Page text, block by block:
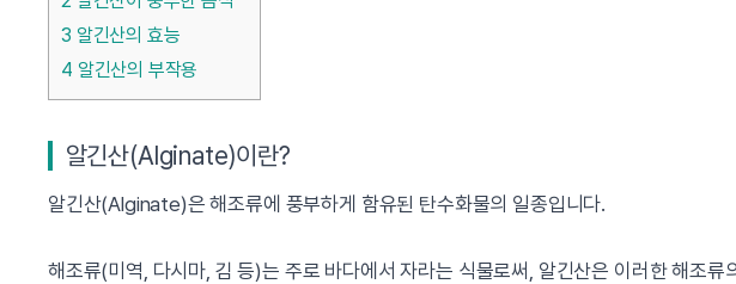
3 알긴산의 효능
4 알긴산의 부작용
알긴산(Alginate)이란?
알긴산(Alginate)은 해조류에 풍부하게 함유된 탄수화물의 일종입니다.
해조류(미역, 다시마, 김 등)는 주로 바다에서 자라는 식물로써, 알긴산은 이러한 해조류